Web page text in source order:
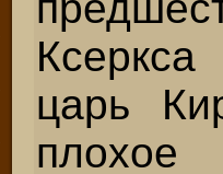
царь